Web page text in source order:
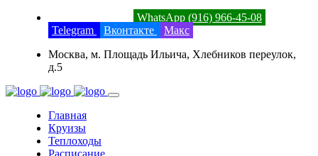
WhatsApp (916) 966-45-08
Telegram
Вконтакте
Макс
Москва, м. Площадь Ильича, Хлебников переулок,
д.5
Главная
Круизы
Теплоходы
Расписание